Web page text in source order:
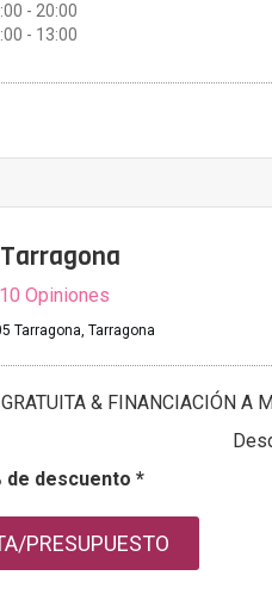
- 20:00
- 13:00
10 Opiniones
Tarragona, Tarragona
& FINANCIACIÓN A
de descuento *
PRESUPUESTO